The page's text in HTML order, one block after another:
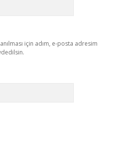
için adım, e-posta adresim